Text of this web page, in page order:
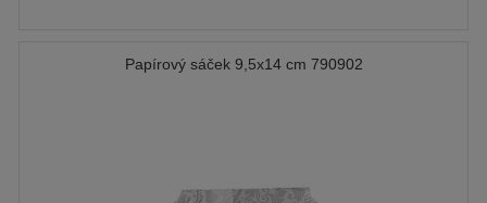
Papírový sáček 9,5x14 cm 790902